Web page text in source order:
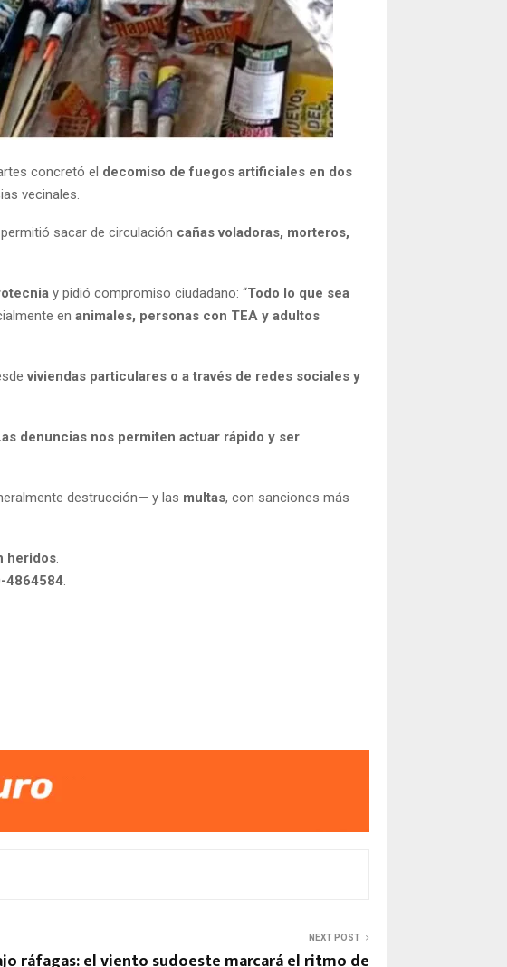
concretó el decomiso de fuegos artificiales en dos
vecinales.
sacar de circulación cañas voladoras, morteros,
y pidió compromiso ciudadano: “Todo lo que sea
en animales, personas con TEA y adultos
viviendas particulares o a través de redes sociales y
denuncias nos permiten actuar rápido y ser
destrucción— y las multas, con sanciones más
heridos
4864584
NEXT POST
ráfagas: el viento sudoeste marcará el ritmo de